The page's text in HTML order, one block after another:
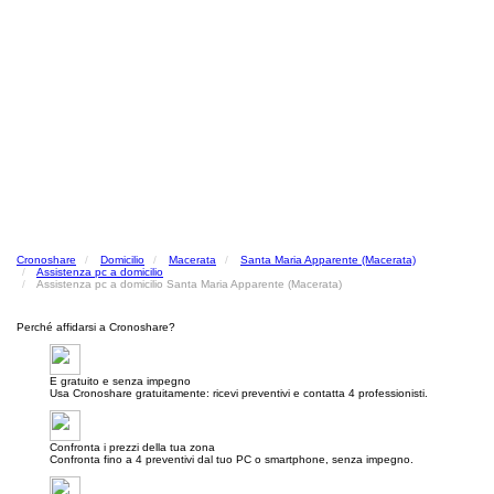
Cronoshare Domicilio Macerata
Santa Maria Apparente (Macerata)
Assistenza pc a domicilio
Assistenza pc a domicilio Santa Maria Apparente (Macerata)
Perché affidarsi a Cronoshare?
E gratuito e senza impegno
Usa Cronoshare gratuitamente: ricevi preventivi e contatta 4 professionisti.
Confronta i prezzi della tua zona
Confronta fino a 4 preventivi dal tuo PC o smartphone, senza impegno.